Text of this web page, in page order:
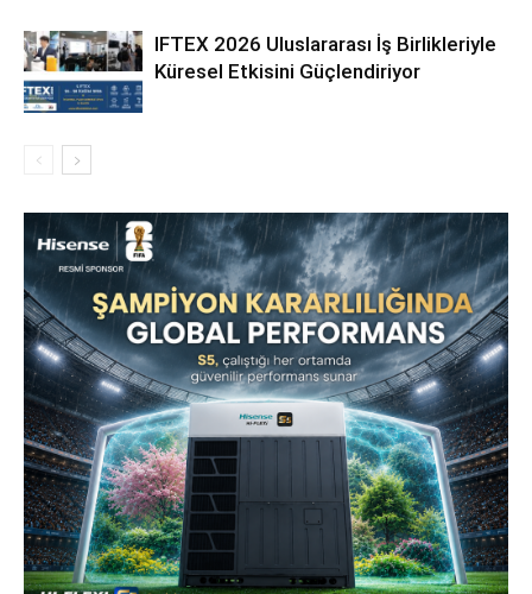
IFTEX 2026 Uluslararası İş Birlikleriyle
Küresel Etkisini Güçlendiriyor